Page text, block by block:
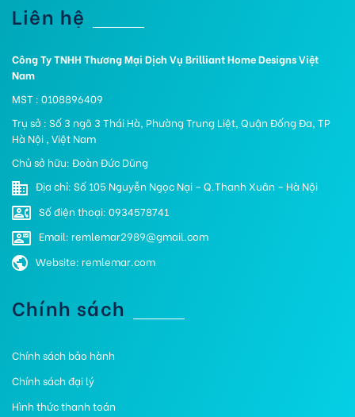
Liên hệ
Công Ty TNHH Thương Mại Dịch Vụ Brilliant Home Designs Việt
Nam
MST : 0108896409
Trụ sở : Số 3 ngõ 3 Thái Hà, Phường Trung Liệt, Quận Đống Đa, TP
Hà Nội , Việt Nam
Chủ sở hữu: Đoàn Đức Dũng
Địa chỉ: Số 105 Nguyễn Ngọc Nại – Q.Thanh Xuân – Hà Nội
Số điện thoại: 0934578741
Email: remlemar2989@gmail.com
Website: remlemar.com
Chính sách
Chính sách bảo hành
Chính sách đại lý
Hình thức thanh toán